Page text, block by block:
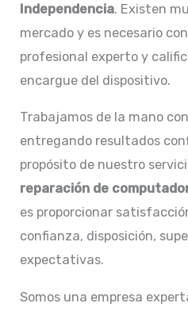
Independencia. Existen
mercado y es necesario
profesional experto y
encargue del dispositivo.
Trabajamos de la mano
entregando resultados
propósito de nuestro
reparación de
es proporcionar
confianza, disposición,
expectativas.
Somos una empresa